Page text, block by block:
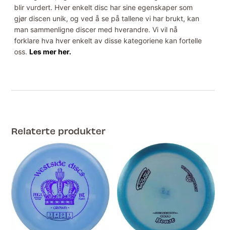
blir vurdert. Hver enkelt disc har sine egenskaper som
gjør discen unik, og ved å se på tallene vi har brukt, kan
man sammenligne discer med hverandre. Vi vil nå
forklare hva hver enkelt av disse kategoriene kan fortelle
oss.Les mer her.
Relaterte produkter